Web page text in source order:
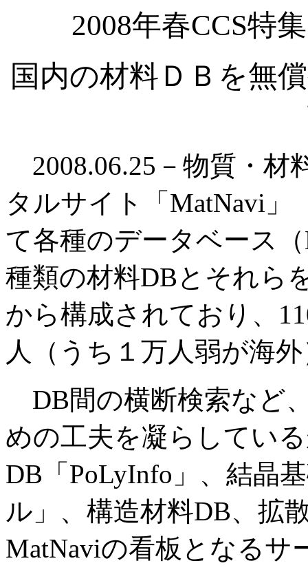
2008年春CCS特
国内の材料ＤＢを無
2008.06.25－物質・材
タルサイト「MatNavi」
て各種のデータベース
種類の材料DBとそれら
から構成されており、
人（うち１万人弱が海
DB間の横断検索など
めの工夫を凝らしてい
DB「PoLyInfo」、結晶
ル」、構造材料DB、拡
MatNaviの看板となるサ